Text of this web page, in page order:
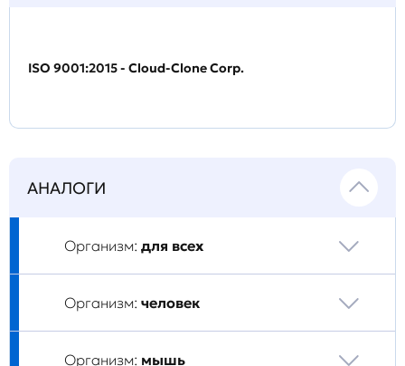
ISO 9001:2015 - Cloud-Clone Corp.
АНАЛОГИ
Организм: для всех
Организм: человек
Организм: мышь